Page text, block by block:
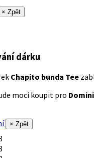
× Zpět
dárku
Chapito bunda Tee
moci koupit pro
× Zpět